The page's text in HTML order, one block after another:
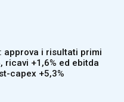
approva i risultati primi
ricavi +1,6% ed ebitda
capex +5,3%